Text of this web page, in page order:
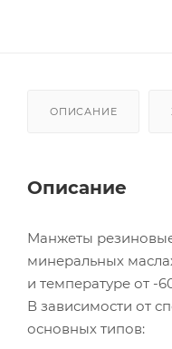
ОПИСАНИЕ
Описание
Манжеты
минеральных
и температуре от -
В зависимости от
основных типов: